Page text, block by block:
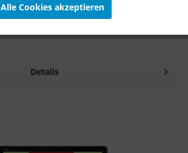
Details
Alle Cookies akzeptieren